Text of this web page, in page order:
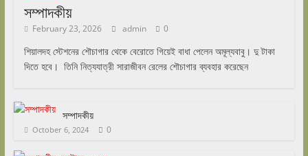
সম্পাদকীয়
February 23, 2026 admin 0
শিয়ালদহ স্টেশনের শৌচাগার থেকে বেরোতে গিয়েই বাধা পেলেন অমূল্যবাবু। দু টাকা
দিতে হবে। তিনি নিত্যযাত্রী সারাজীবন রেলের শৌচাগার ব্যবহার করেছেন
সম্পাদকীয়
October 6, 2024 0